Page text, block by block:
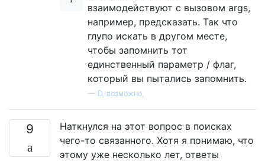
взаимодействуют с вызовом args,
например, предсказать. Так что
глупо искать в другом месте,
чтобы запомнить тот
единственный параметр / флаг,
который вы пытались запомнить.
— D, возможно,
9
Наткнулся на этот вопрос в поисках
чего-то связанного. Хотя я понимаю, что
этому уже несколько лет, ответы